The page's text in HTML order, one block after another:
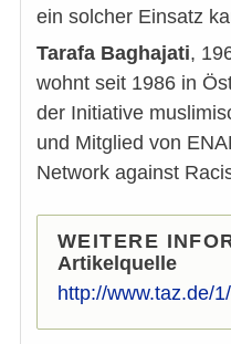
ein solcher Einsatz
Tarafa Baghajati,
wohnt seit 1986 in
der Initiative
und Mitglied von
Network against
WEITERE
Artikelquelle
http://www.taz.de/